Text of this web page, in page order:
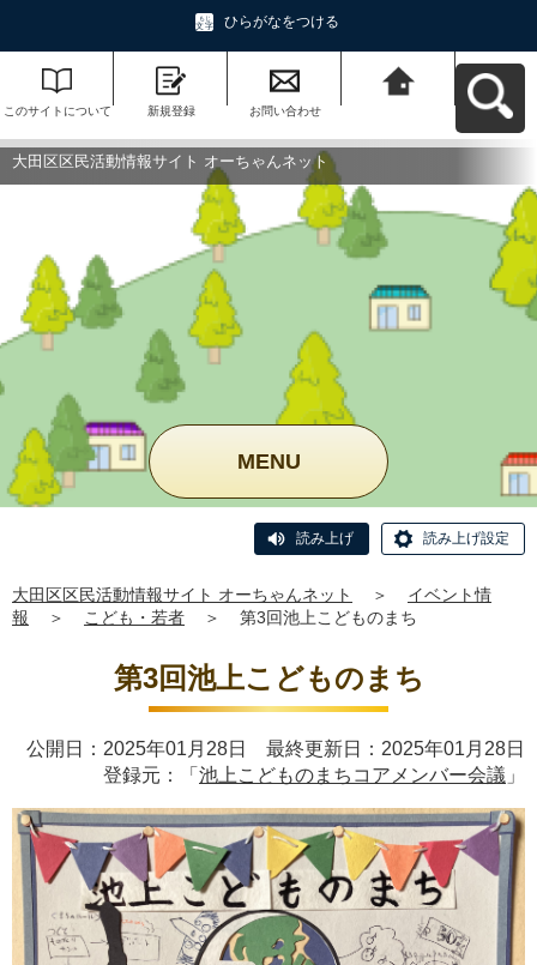
ひらがなをつける
このサイトについて 新規登録 お問い合わせ
ットへ戻る
大田区区民活動情報サイト オーちゃんネット
MENU
読み上げ 読み上げ設定
大田区区民活動情報サイト オーちゃんネット ＞
イベント情
報
＞ こども・若者 ＞ 第3回池上こどものまち
第3回池上こどものまち
公開日：2025年01月28日 最終更新日：2025年01月28日
登録元：「 池上こどものまちコアメンバー会議 」